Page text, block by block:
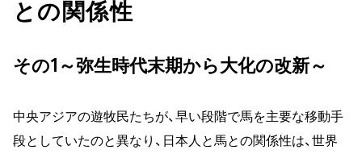
との関係性
その1～弥生時代末期から大化の改新～
中央アジアの遊牧民たちが、早い段階で馬を主要な移動手
段としていたのと異なり、日本人と馬との関係性は、世界